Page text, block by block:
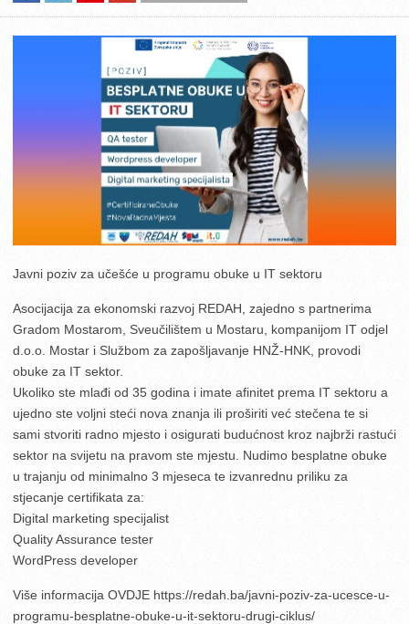
Javni poziv za učešće u programu obuke u IT sektoru
Asocijacija za ekonomski razvoj REDAH, zajedno s partnerima
Gradom Mostarom, Sveučilištem u Mostaru, kompanijom IT odjel
d.o.o. Mostar i Službom za zapošljavanje HNŽ-HNK, provodi
obuke za IT sektor.
Ukoliko ste mlađi od 35 godina i imate afinitet prema IT sektoru a
ujedno ste voljni steći nova znanja ili proširiti već stečena te si
sami stvoriti radno mjesto i osigurati budućnost kroz najbrži rastući
sektor na svijetu na pravom ste mjestu. Nudimo besplatne obuke
u trajanju od minimalno 3 mjeseca te izvanrednu priliku za
stjecanje certifikata za:
Digital marketing specijalist
Quality Assurance tester
WordPress developer
Više informacija OVDJE https://redah.ba/javni-poziv-za-ucesce-u-
programu-besplatne-obuke-u-it-sektoru-drugi-ciklus/